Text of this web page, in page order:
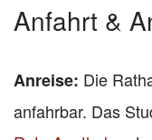
Anfahrt &
Anreise: Die
anfahrbar. Das